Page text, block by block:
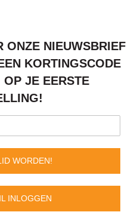
ONZE NIEUWSBRIEF
KORTINGSCODE
JE EERSTE
WORDEN!
INLOGGEN